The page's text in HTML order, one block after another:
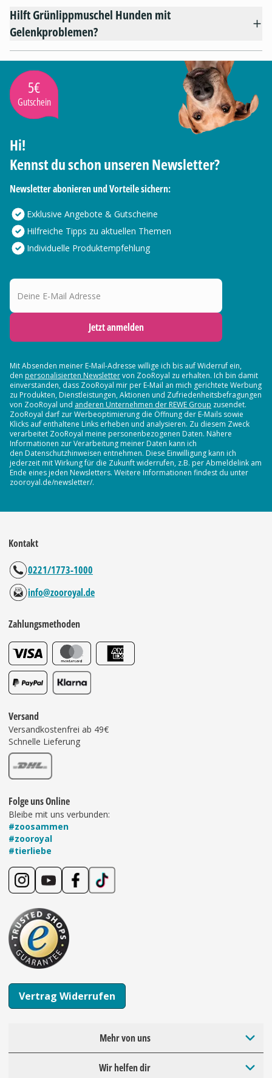
Hilft Grünlippmuschel Hunden mit
Gelenkproblemen?
5€
Gutschein
Hi!
Kennst du schon unseren Newsletter?
Newsletter abonieren und Vorteile sichern:
Exklusive Angebote & Gutscheine
Hilfreiche Tipps zu aktuellen Themen
Individuelle Produktempfehlung
Deine E-Mail Adresse
Jetzt anmelden
Mit Absenden meiner E-Mail-Adresse willige ich bis auf Widerruf ein,
den personalisierten Newslettervon ZooRoyal zu erhalten. Ich bin damit
einverstanden, dass ZooRoyal mir per E-Mail an mich gerichtete Werbung
zu Produkten, Dienstleistungen, Aktionen und Zufriedenheitsbefragungen
von ZooRoyal und anderen Unternehmen der REWE Group zusendet.
ZooRoyal darf zur Werbeoptimierung die Öffnung der E-Mails sowie
Klicks auf enthaltene Links erheben und analysieren. Zu diesem Zweck
verarbeitet ZooRoyal meine personenbezogenen Daten. Nähere
Informationen zur Verarbeitung meiner Daten kann ich
den Datenschutzhinweisen entnehmen. Diese Einwilligung kann ich
jederzeit mit Wirkung für die Zukunft widerrufen, z.B. per Abmeldelink am
Ende eines jeden Newsletters. Weitere Informationen findest du unter
zooroyal.de/newsletter/.
Kontakt
0221/1773-1000
info@zooroyal.de
Zahlungsmethoden
Versand
Versandkostenfrei ab 49€
Schnelle Lieferung
Folge uns Online
Bleibe mit uns verbunden:
#zoosammen
#zooroyal
#tierliebe
Vertrag Widerrufen
Mehr von uns
Wir helfen dir